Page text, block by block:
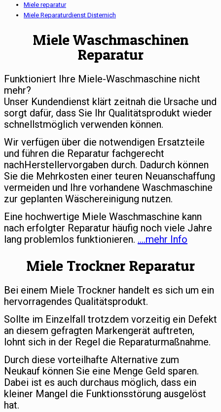
Miele reparatur
Miele Reparaturdienst Disternich
Miele Waschmaschinen
Reparatur
Funktioniert Ihre Miele-Waschmaschine nicht
mehr?
Unser Kundendienst klärt zeitnah die Ursache und
sorgt dafür, dass Sie Ihr Qualitätsprodukt wieder
schnellstmöglich verwenden können.
Wir verfügen über die notwendigen Ersatzteile
und führen die Reparatur fachgerecht
nachHerstellervorgaben durch. Dadurch können
Sie die Mehrkosten einer teuren Neuanschaffung
vermeiden und Ihre vorhandene Waschmaschine
zur geplanten Wäschereinigung nutzen.
Eine hochwertige Miele Waschmaschine kann
nach erfolgter Reparatur häufig noch viele Jahre
lang problemlos funktionieren. ….mehr Info
Miele Trockner Reparatur
Bei einem Miele Trockner handelt es sich um ein
hervorragendes Qualitätsprodukt.
Sollte im Einzelfall trotzdem vorzeitig ein Defekt
an diesem gefragten Markengerät auftreten,
lohnt sich in der Regel die Reparaturmaßnahme.
Durch diese vorteilhafte Alternative zum
Neukauf können Sie eine Menge Geld sparen.
Dabei ist es auch durchaus möglich, dass ein
kleiner Mangel die Funktionsstörung ausgelöst
hat.